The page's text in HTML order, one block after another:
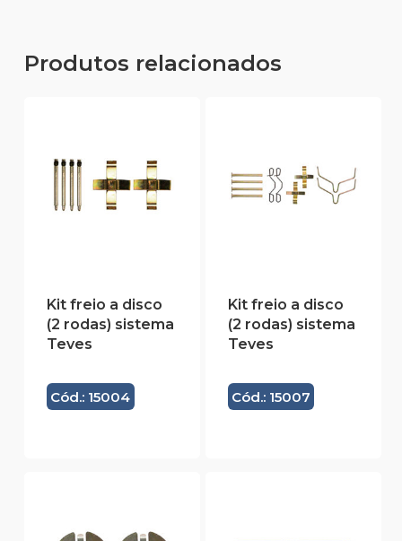
Produtos relacionados
Kit freio a disco
(2 rodas) sistema
Teves
Cód.: 15004
Kit freio a disco
(2 rodas) sistema
Teves
Cód.: 15007